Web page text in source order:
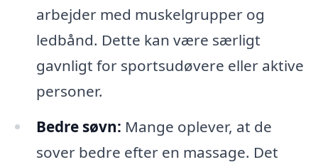
arbejder med muskelgrupper og
ledbånd. Dette kan være særligt
gavnligt for sportsudøvere eller aktive
personer.
Bedre søvn: Mange oplever, at de
sover bedre efter en massage. Det